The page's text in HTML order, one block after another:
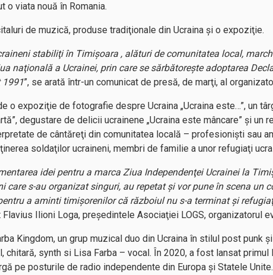
o viata nouă în Romania.
de muzică, produse tradiţionale din Ucraina şi o expoziţie.
stabiliţi în Timişoara , alături de comunitatea local,
naţională a Ucrainei, prin care se sărbătoreşte adoptarea
1991”, se arată într-un comunicat de presă, de marţi, al
o expoziţie de fotografie despre Ucraina „Ucraina este…”, un
degustare de delicii ucrainene „Ucraina este mâncare” şi un
de cântăreţi din comunitatea locală – profesionişti sau
soldaţilor ucraineni, membri de familie a unor refugiaţi
idei pentru a marca Ziua Independenţei Ucrainei la
care s-au organizat singuri, au repetat şi vor pune în scena un
a aminti timişorenilor că războiul nu s-a terminat şi
Flavius Ilioni Loga, preşedintele Asociaţiei LOGS, organizatorul
Kingdom, un grup muzical duo din Ucraina în stilul post punk
chitară, synth si Lisa Farba – vocal. În 2020, a fost lansat primul
pe posturile de radio independente din Europa şi Statele